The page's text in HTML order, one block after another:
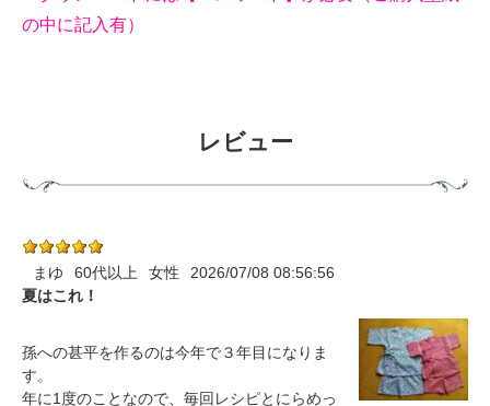
の中に記入有）
レビュー
まゆ 60代以上 女性
2026/07/08 08:56:56
夏はこれ！
孫への甚平を作るのは今年で３年目になりま
す。
年に1度のことなので、毎回レシピとにらめっ